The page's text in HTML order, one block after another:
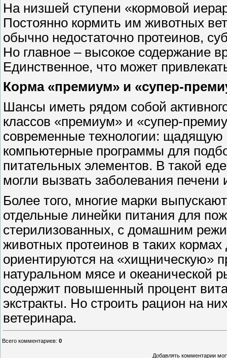
На низшей ступени «кормовой
Постоянно кормить им животных
обычно недостаточно протеинов,
Но главное – высокое содержание
Единственное, что может
Корма «премиум» и «супер-
Шансы иметь рядом собой
классов «премиум» и «супер-
современные технологии: щадящую
компьютерные программы для
питательных элементов. В такой
могли вызвать заболевания печени
Более того, многие марки
отдельные линейки питания для
стерилизованных, с домашним
животных протеинов в таких
ориентируются на «хищническую»
натуральном мясе и
содержит повышенный процент
экстракты. Но строить рацион на
ветеринара.
Всего комментариев: 0
Добавлять комментарии